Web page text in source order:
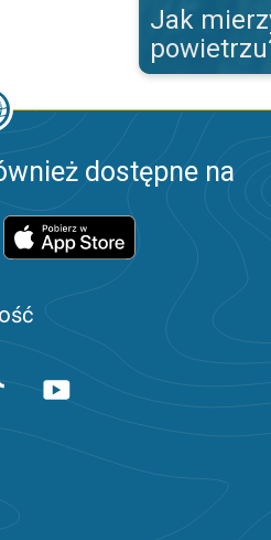
Jak
dostępne na